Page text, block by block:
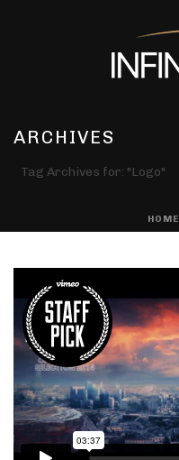
ARCHIVES
Tag Archives for: "Logo"
HOME